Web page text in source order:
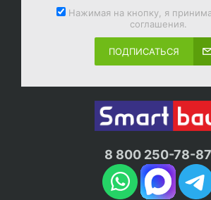
Нажимая на кнопку, я
соглашения.
ПОДПИСАТЬСЯ
8 800 250-78-87